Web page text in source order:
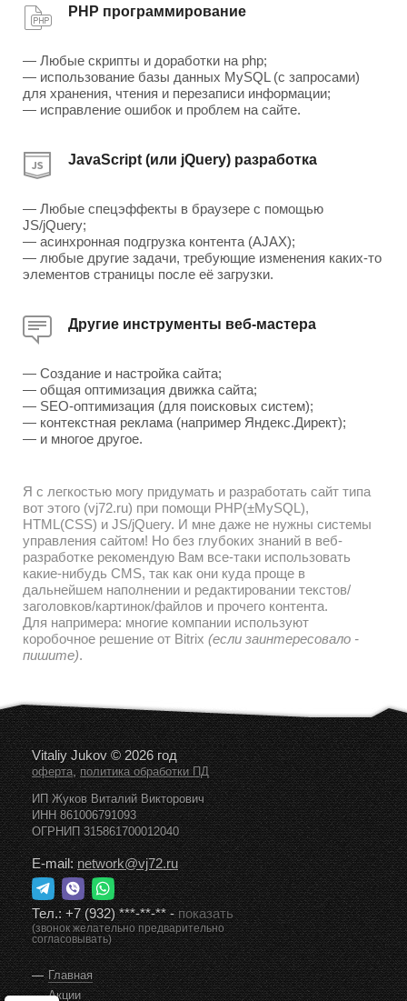
PHP программирование
— Любые скрипты и доработки на php;
— использование базы данных MySQL (с запросами)
для хранения, чтения и перезаписи информации;
— исправление ошибок и проблем на сайте.
JavaScript (или jQuery) разработка
— Любые спецэффекты в браузере с помощью
JS/jQuery;
— асинхронная подгрузка контента (AJAX);
— любые другие задачи, требующие изменения каких-то
элементов страницы после её загрузки.
Другие инструменты веб-мастера
— Создание и настройка сайта;
— общая оптимизация движка сайта;
— SEO-оптимизация (для поисковых систем);
— контекстная реклама (например Яндекс.Директ);
— и многое другое.
Я с легкостью могу придумать и разработать сайт типа
вот этого (vj72.ru) при помощи PHP(±MySQL),
HTML(CSS) и JS/jQuery. И мне даже не нужны системы
управления сайтом! Но без глубоких знаний в веб-
разработке рекомендую Вам все-таки использовать
какие-нибудь CMS, так как они куда проще в
дальнейшем наполнении и редактировании текстов/
заголовков/картинок/файлов и прочего контента.
Для напримера: многие компании используют
коробочное решение от Bitrix (если заинтересовало -
пишите).
Vitaliy Jukov © 2026 год
оферта,политика обработки ПД
ИП Жуков Виталий Викторович
ИНН 861006791093
ОГРНИП 315861700012040
E-mail:network@vj72.ru
Тел.:+7 (932) ***-**-**-показать
(звонок желательно предварительно
согласовывать)
Главная
Акции